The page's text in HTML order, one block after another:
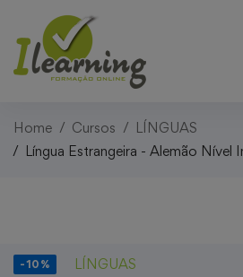
Home Cursos
LÍNGUAS
Língua Estrangeira - Alemão Nível
-10% LÍNGUAS